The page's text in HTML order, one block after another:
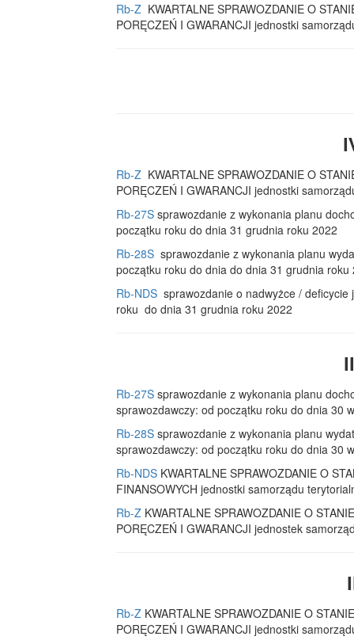
Rb-Z KWARTALNE SPRAWOZDANIE O
PORĘCZEŃ I GWARANCJI jednostki
Rb-Z KWARTALNE SPRAWOZDANIE O
PORĘCZEŃ I GWARANCJI jednostki
Rb-27S sprawozdanie z wykonania planu
początku roku do dnia 31 grudnia roku 2022
Rb-28S sprawozdanie z wykonania planu
początku roku do dnia do dnia 31 grudnia roku
Rb-NDS sprawozdanie o nadwyżce /
roku do dnia 31 grudnia roku 2022
Rb-27S sprawozdanie z wykonania planu
sprawozdawczy: od początku roku do dnia 30
Rb-28S sprawozdanie z wykonania planu
sprawozdawczy: od początku roku do dnia 30
Rb-NDS KWARTALNE SPRAWOZDANIE O
FINANSOWYCH jednostki samorządu
Rb-Z KWARTALNE SPRAWOZDANIE O
PORĘCZEŃ I GWARANCJI jednostek
Rb-Z KWARTALNE SPRAWOZDANIE O
PORĘCZEŃ I GWARANCJI jednostki